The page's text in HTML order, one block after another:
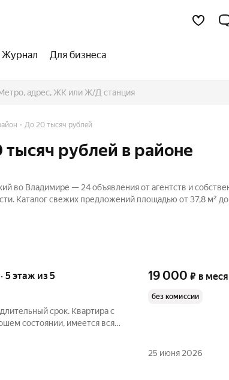
Журнал Для бизнеса
До 20 тысяч рублей
рублей в районе
во Владимире — 24 объявления от агентств и
Каталог свежих предложений площадью от 37,8 м²
5 этаж из 5
срок. Квартира с
состоянии, имеется вся
- все рядом школа,
19 000 ₽ в
без комиссии
25 июня 2026